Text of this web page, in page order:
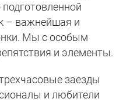
– важнейшая и
Мы с особым
и элементы.
заезды
и любители